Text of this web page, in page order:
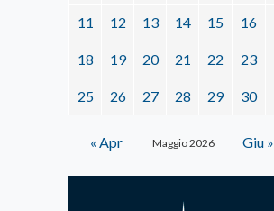
Maggio 2026
11 12 13 14 15 16
18 19 20 21 22 23
25 26 27 28 29 30
« Apr Giu »